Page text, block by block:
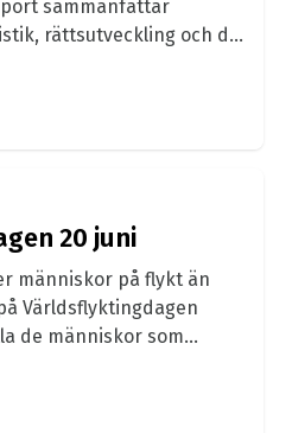
sammanfattar
rättsutveckling och de
av...
20 juni
människor på flykt än
Världsflyktingdagen
de människor som...